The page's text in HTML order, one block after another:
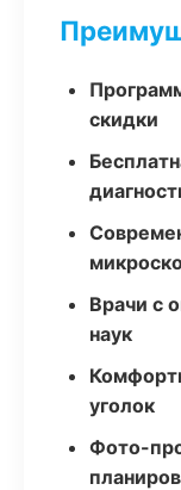
скидки
Врачи с
наук
уголок
Фото-